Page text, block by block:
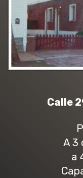
Calle
A 3
a